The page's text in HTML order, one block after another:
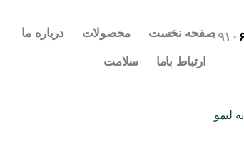
۰۹۱۰صفحه نخست محصولات درباره ما
ارتباط باما سلامت
لیمو